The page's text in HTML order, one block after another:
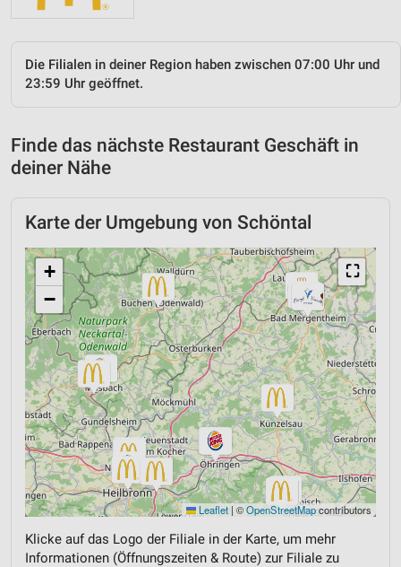
Die Filialen in deiner Region haben zwischen 07:00 Uhr und
23:59 Uhr geöffnet.
Finde das nächste Restaurant Geschäft in
deiner Nähe
Karte der Umgebung von Schöntal
⛶
+
−
Leaflet | ©OpenStreetMapcontributors
Klicke auf das Logo der Filiale in der Karte, um mehr
Informationen (Öffnungszeiten & Route) zur Filiale zu